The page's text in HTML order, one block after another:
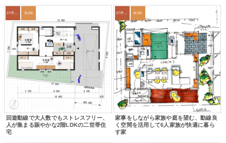
3LDK
回遊動線で大人数でもストレスフリー、
人が集まる賑やかな2階LDKの二世帯住
宅
27坪〜30坪 4LDK
家事をしながら家族や庭を望む、動線良
く空間を活用して6人家族が快適に暮ら
す家